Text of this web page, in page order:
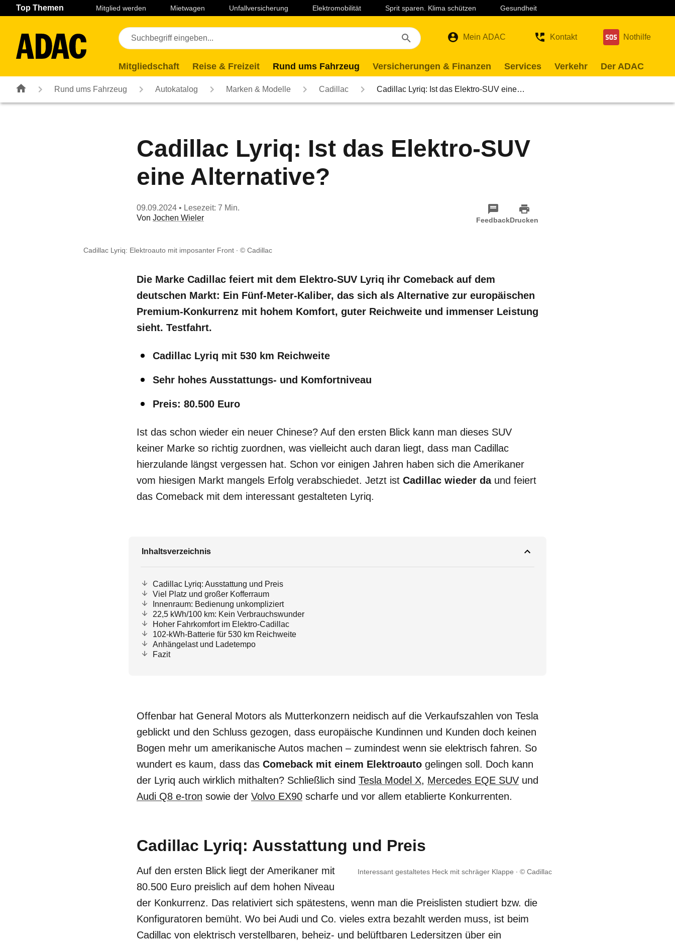
Navigation Seiteninhalt Fußzeile
Top Themen Mitglied werden Mietwagen Unfallversicherung Elektromobilität Sprit sparen. Klima schützen Gesundheit
Mein ADAC Kontakt Nothilfe
Mitgliedschaft Reise & Freizeit Rund ums Fahrzeug Versicherungen & Finanzen Services Verkehr Der ADAC
Rund ums Fahrzeug Autokatalog Marken & Modelle Cadillac Cadillac Lyriq: Ist das Elektro-SUV eine…
Cadillac Lyriq: Ist das Elektro-SUV
eine Alternative?
09.09.2024 • Lesezeit: 7 Min.
Von Jochen Wieler FeedbackDrucken
Cadillac Lyriq: Elektroauto mit imposanter Front © Cadillac
Die Marke Cadillac feiert mit dem Elektro-SUV Lyriq ihr Comeback auf dem
deutschen Markt: Ein Fünf-Meter-Kaliber, das sich als Alternative zur europäischen
Premium-Konkurrenz mit hohem Komfort, guter Reichweite und immenser Leistung
sieht. Testfahrt.
Cadillac Lyriq mit 530 km Reichweite
Sehr hohes Ausstattungs- und Komfortniveau
Preis: 80.500 Euro
Ist das schon wieder ein neuer Chinese? Auf den ersten Blick kann man dieses SUV
keiner Marke so richtig zuordnen, was vielleicht auch daran liegt, dass man Cadillac
hierzulande längst vergessen hat. Schon vor einigen Jahren haben sich die Amerikaner
vom hiesigen Markt mangels Erfolg verabschiedet. Jetzt ist Cadillac wieder daund feiert
das Comeback mit dem interessant gestalteten Lyriq.
Inhaltsverzeichnis
Cadillac Lyriq: Ausstattung und Preis
Viel Platz und großer Kofferraum
Innenraum: Bedienung unkompliziert
22,5 kWh/100 km: Kein Verbrauchswunder
Hoher Fahrkomfort im Elektro-Cadillac
102-kWh-Batterie für 530 km Reichweite
Anhängelast und Ladetempo
Fazit
Offenbar hat General Motors als Mutterkonzern neidisch auf die Verkaufszahlen von Tesla
geblickt und den Schluss gezogen, dass europäische Kundinnen und Kunden doch keinen
Bogen mehr um amerikanische Autos machen – zumindest wenn sie elektrisch fahren. So
wundert es kaum, dass das Comeback mit einem Elektroauto gelingen soll. Doch kann
der Lyriq auch wirklich mithalten? Schließlich sind Tesla Model X, Mercedes EQE SUV und
Audi Q8 e-tron sowie der Volvo EX90 scharfe und vor allem etablierte Konkurrenten.
Cadillac Lyriq: Ausstattung und Preis
Interessant gestaltetes Heck mit schräger Klappe © Cadillac
Auf den ersten Blick liegt der Amerikaner mit
80.500 Euro preislich auf dem hohen Niveau
der Konkurrenz. Das relativiert sich spätestens, wenn man die Preislisten studiert bzw. die
Konfiguratoren bemüht. Wo bei Audi und Co. vieles extra bezahlt werden muss, ist beim
Cadillac von elektrisch verstellbaren, beheiz- und belüftbaren Ledersitzen über ein